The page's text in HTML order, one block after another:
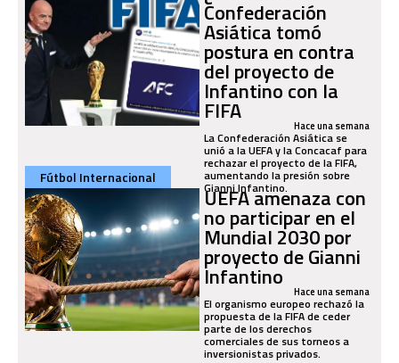
Confederación
Asiática tomó
postura en contra
del proyecto de
Infantino con la
FIFA Hace una semana
La Confederación Asiática se
unió a la UEFA y la Concacaf para
rechazar el proyecto de la FIFA,
aumentando la presión sobre
Gianni Infantino.
Fútbol Internacional
UEFA amenaza con
no participar en el
Mundial 2030 por
proyecto de Gianni
Infantino Hace una semana
El organismo europeo rechazó la
propuesta de la FIFA de ceder
parte de los derechos
comerciales de sus torneos a
inversionistas privados.